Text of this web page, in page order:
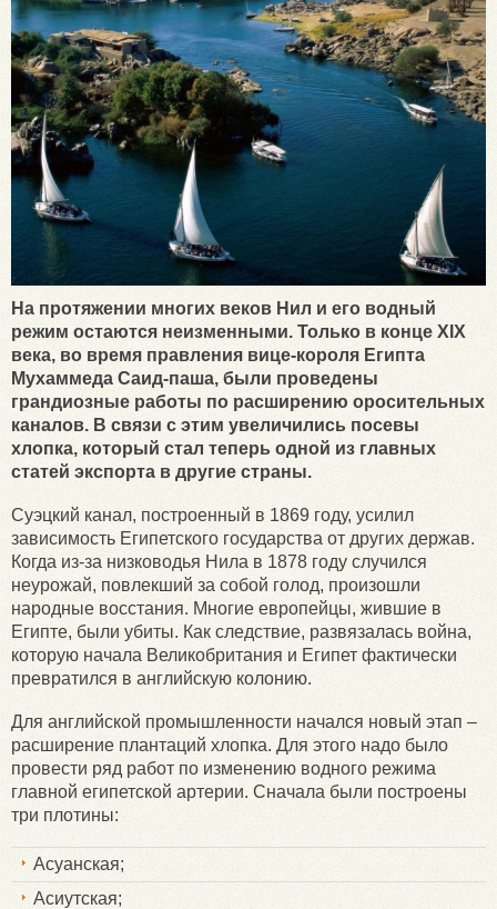
На протяжении многих веков Нил и его водный
режим остаются неизменными. Только в конце XIX
века, во время правления вице-короля Египта
Мухаммеда Саид-паша, были проведены
грандиозные работы по расширению оросительных
каналов. В связи с этим увеличились посевы
хлопка, который стал теперь одной из главных
статей экспорта в другие страны.
Суэцкий канал, построенный в 1869 году, усилил
зависимость Египетского государства от других держав.
Когда из-за низководья Нила в 1878 году случился
неурожай, повлекший за собой голод, произошли
народные восстания. Многие европейцы, жившие в
Египте, были убиты. Как следствие, развязалась война,
которую начала Великобритания и Египет фактически
превратился в английскую колонию.
Для английской промышленности начался новый этап –
расширение плантаций хлопка. Для этого надо было
провести ряд работ по изменению водного режима
главной египетской артерии. Сначала были построены
три плотины:
Асуанская;
Асиутская;